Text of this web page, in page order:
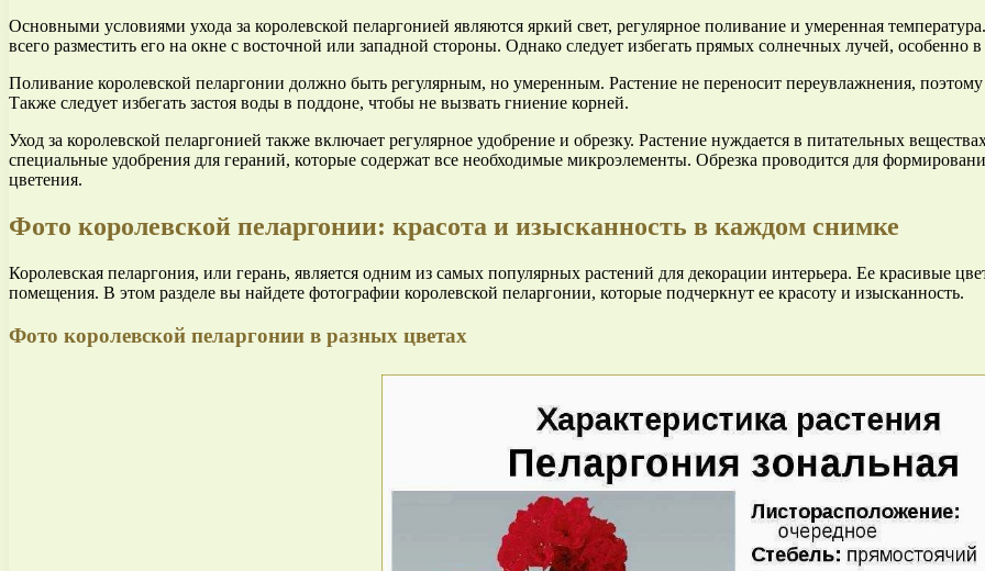
Основными условиями ухода за королевской пеларгонией являются яркий свет, регулярное поливание и умеренная
всего разместить его на окне с восточной или западной стороны. Однако следует избегать прямых солнечных лучей, особенно
Поливание королевской пеларгонии должно быть регулярным, но умеренным. Растение не переносит переувлажнения,
Также следует избегать застоя воды в поддоне, чтобы не вызвать гниение корней.
Уход за королевской пеларгонией также включает регулярное удобрение и обрезку. Растение нуждается в питательных
специальные удобрения для гераний, которые содержат все необходимые микроэлементы. Обрезка проводится для
цветения.
Фото королевской пеларгонии: красота и изысканность в каждом снимке
Королевская пеларгония, или герань, является одним из самых популярных растений для декорации интерьера. Ее красивые
помещения. В этом разделе вы найдете фотографии королевской пеларгонии, которые подчеркнут ее красоту и изысканность.
Фото королевской пеларгонии в разных цветах